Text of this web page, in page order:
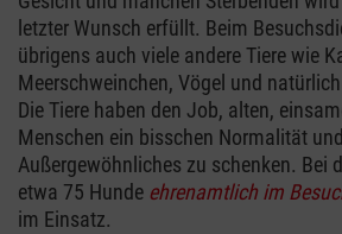
letzter Wunsch erfüllt. Beim
übrigens auch viele andere Tiere wie
Meerschweinchen, Vögel und
Die Tiere haben den Job, alten,
Menschen ein bisschen Normalität
Außergewöhnliches zu schenken. Bei
etwa 75 Hunde ehrenamtlich im
im Einsatz.